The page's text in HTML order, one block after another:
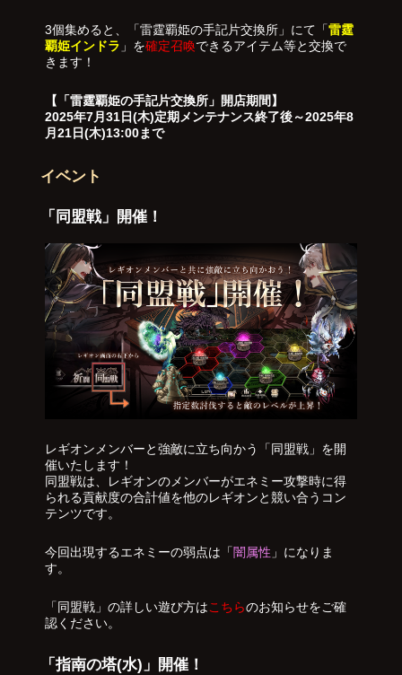
3個集めると、「雷霆覇姫の手記片交換所」にて「雷霆
覇姫インドラ 」を確定召喚できるアイテム等と交換で
きます！
【「雷霆覇姫の手記片交換所」開店期間】
2025年7月31日(木)定期メンテナンス終了後～2025年8
月21日(木)13:00まで
イベント
「同盟戦」開催！
レギオンメンバーと強敵に立ち向かう「同盟戦」を開
催いたします！
同盟戦は、レギオンのメンバーがエネミー攻撃時に得
られる貢献度の合計値を他のレギオンと競い合うコン
テンツです。
今回出現するエネミーの弱点は「闇属性 」になりま
す。
「同盟戦」の詳しい遊び方はこちらのお知らせをご確
認ください。
「指南の塔(水)」開催！